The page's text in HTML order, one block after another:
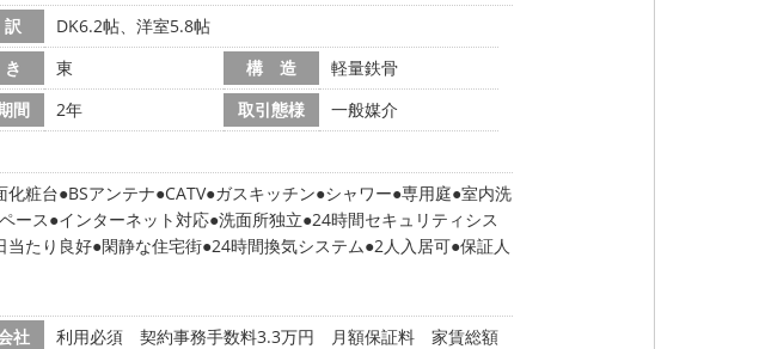
DK6.2帖、洋室5.8帖
東 構 造
軽量鉄骨
間 2年 取引態様
一般媒介
化粧台 BSアンテナ CATV ガスキッチン シャワー 専用庭 室内洗
ース インターネット対応 洗面所独立 24時間セキュリティシス
当たり良好 閑静な住宅街 24時間換気システム 2人入居可 保証人
社
利用必須 契約事務手数料3.3万円 月額保証料 家賃総額